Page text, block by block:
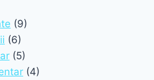
(9)
(6)
(5)
(4)